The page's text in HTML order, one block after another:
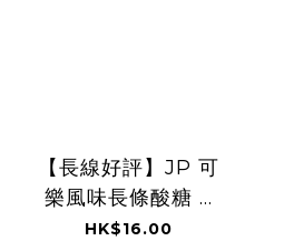
【長線好評】JP 可
樂風味長條酸糖 6
條 7221
HK$16.00